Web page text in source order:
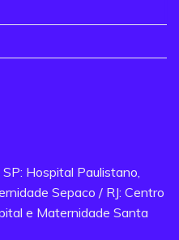
Hospital Paulistano,
Sepaco / RJ: Centro
e Maternidade Santa